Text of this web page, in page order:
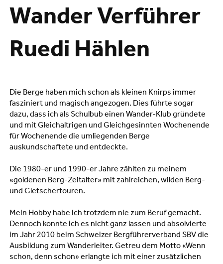
Wander Verführer
Ruedi Hählen
Die Berge haben mich schon als kleinen Knirps immer
fasziniert und magisch angezogen. Dies führte sogar
dazu, dass ich als Schulbub einen Wander-Klub gründete
und mit Gleichaltrigen und Gleichgesinnten Wochenende
für Wochenende die umliegenden Berge
auskundschaftete und entdeckte.
Die 1980-er und 1990-er Jahre zählten zu meinem
«goldenen Berg-Zeitalter» mit zahlreichen, wilden Berg-
und Gletschertouren.
Mein Hobby habe ich trotzdem nie zum Beruf gemacht.
Dennoch konnte ich es nicht ganz lassen und absolvierte
im Jahr 2010 beim Schweizer Bergführerverband SBV die
Ausbildung zum Wanderleiter. Getreu dem Motto «Wenn
schon, denn schon» erlangte ich mit einer zusätzlichen